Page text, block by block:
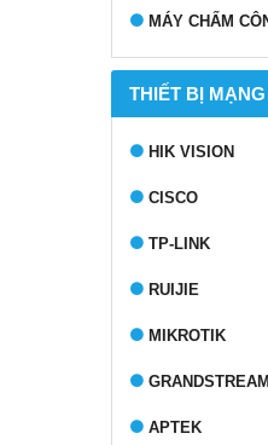
MÁY CHẤM
THIẾT BỊ MẠNG
HIK VISION
CISCO
TP-LINK
RUIJIE
MIKROTIK
GRANDSTREAM
APTEK